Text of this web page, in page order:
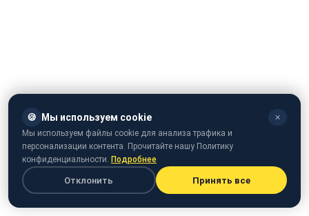
🍪 Мы используем cookie ✕
Мы используем файлы cookie для анализа трафика и
персонализации контента. Прочитайте нашу Политику
конфиденциальности. Подробнее
Отклонить Принять все